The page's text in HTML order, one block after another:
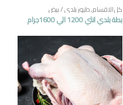
كل الاقسام,طيور بلدي / بيض
بطة بلدي انثي 1200 الي 1600جرام